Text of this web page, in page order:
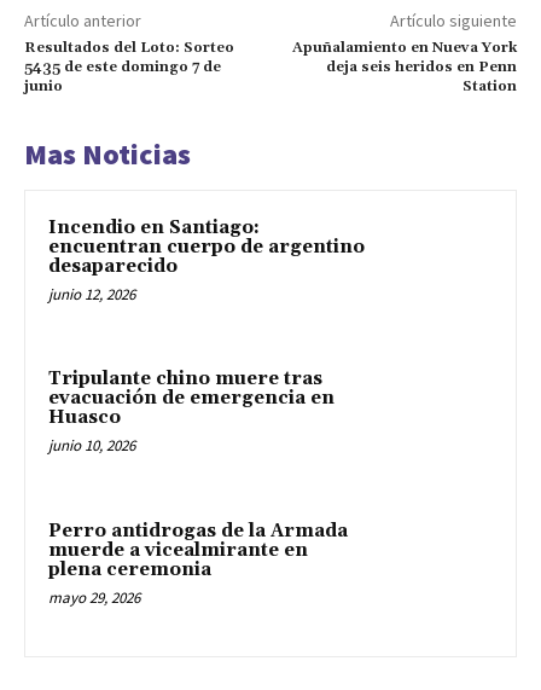
Artículo anterior
Resultados del Loto: Sorteo
5435 de este domingo 7 de
junio
Artículo siguiente
Apuñalamiento en Nueva York
deja seis heridos en Penn
Station
Mas Noticias
Incendio en Santiago:
encuentran cuerpo de argentino
desaparecido
junio 12, 2026
Tripulante chino muere tras
evacuación de emergencia en
Huasco
junio 10, 2026
Perro antidrogas de la Armada
muerde a vicealmirante en
plena ceremonia
mayo 29, 2026